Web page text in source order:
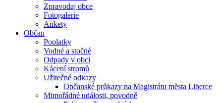
Zpravodaj obce
Fotogalerie
Ankety
Občan
Poplatky
Vodné a stočné
Odpady v obci
Kácení stromů
Užitečné odkazy
Občanské průkazy na Magistrátu města Liberce
Mimořádné události, povodně